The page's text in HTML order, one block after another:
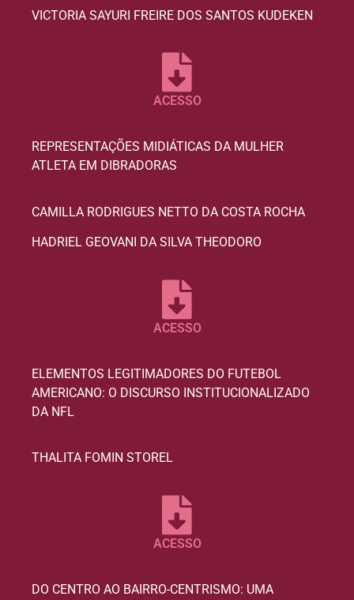
VICTORIA SAYURI FREIRE DOS SANTOS KUDEKEN
ACESSO
REPRESENTAÇÕES MIDIÁTICAS DA MULHER
ATLETA EM DIBRADORAS
CAMILLA RODRIGUES NETTO DA COSTA ROCHA
HADRIEL GEOVANI DA SILVA THEODORO
ACESSO
ELEMENTOS LEGITIMADORES DO FUTEBOL
AMERICANO: O DISCURSO INSTITUCIONALIZADO
DA NFL
THALITA FOMIN STOREL
ACESSO
DO CENTRO AO BAIRRO-CENTRISMO: UMA